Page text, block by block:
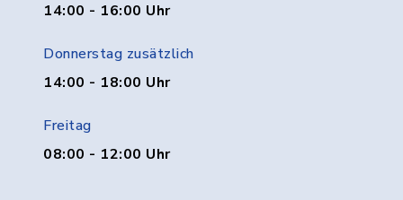
14:00 - 16:00 Uhr
Donnerstag zusätzlich
14:00 - 18:00 Uhr
Freitag
08:00 - 12:00 Uhr